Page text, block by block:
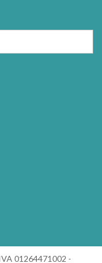
01264471002 -